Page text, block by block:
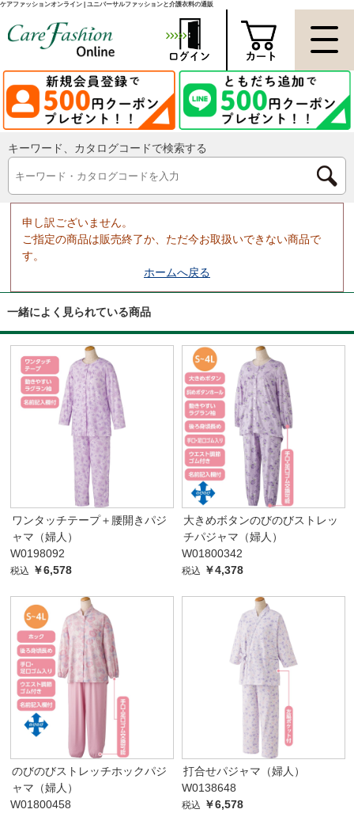
ケアファッションオンライン | ユニバーサルファッションと介護衣料の通販
キーワード、カタログコードで検索する
申し訳ございません。
ご指定の商品は販売終了か、ただ今お取扱いできない商品で
す。
ホームへ戻る
一緒によく見られている商品
ワンタッチテープ＋腰開きパジ
ャマ（婦人）
W0198092
税込 ￥6,578
大きめボタンのびのびストレッ
チパジャマ（婦人）
W01800342
税込 ￥4,378
のびのびストレッチホックパジ
ャマ（婦人）
W01800458
打合せパジャマ（婦人）
W0138648
税込 ￥6,578